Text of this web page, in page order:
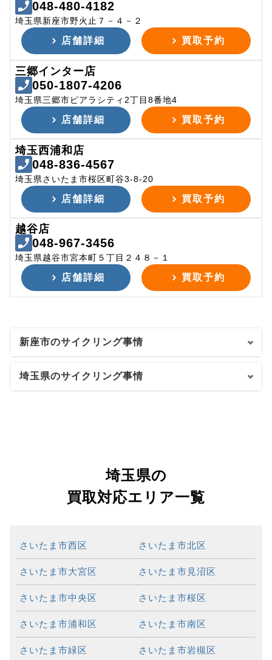
048-480-4182
埼玉県新座市野火止７－４－２
店舗詳細 買取予約
三郷インター店
050-1807-4206
埼玉県三郷市ピアラシティ2丁目8番地4
店舗詳細 買取予約
埼玉西浦和店
048-836-4567
埼玉県さいたま市桜区町谷3-8-20
店舗詳細 買取予約
越谷店
048-967-3456
埼玉県越谷市宮本町５丁目２４８－１
店舗詳細 買取予約
新座市のサイクリング事情
埼玉県のサイクリング事情
埼玉県の
買取対応エリア一覧
さいたま市西区 さいたま市北区
さいたま市大宮区 さいたま市見沼区
さいたま市中央区 さいたま市桜区
さいたま市浦和区 さいたま市南区
さいたま市緑区 さいたま市岩槻区